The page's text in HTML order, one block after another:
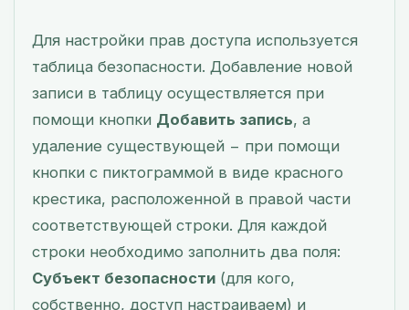
Для настройки прав доступа используется
таблица безопасности. Добавление новой
записи в таблицу осуществляется при
помощи кнопки Добавить запись, а
удаление существующей − при помощи
кнопки с пиктограммой в виде красного
крестика, расположенной в правой части
соответствующей строки. Для каждой
строки необходимо заполнить два поля:
Субъект безопасности(для кого,
собственно, доступ настраиваем) и